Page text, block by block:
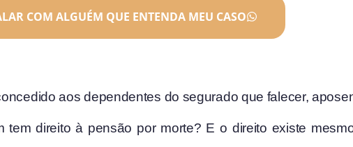
COM ALGUÉM QUE ENTENDA MEU CASO
aos dependentes do segurado que falecer,
direito à pensão por morte? E o direito existe